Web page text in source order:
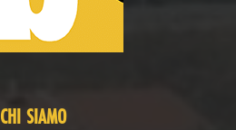
CHI SIAMO